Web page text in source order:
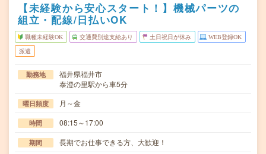
【未経験から安心スタート！】機械パーツの
組立・配線/日払いOK
職種未経験OK 交通費別途支給あり 土日祝日が休み WEB登録OK
派遣
勤務地
福井県福井市
泰澄の里駅から車5分
曜日頻度 月～金
時間 08:15～17:00
期間 長期でお仕事できる方、大歓迎！